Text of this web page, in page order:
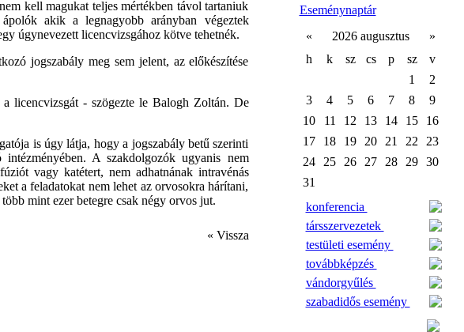
kell magukat teljes mértékben távol tartaniuk
akik a legnagyobb arányban végeztek
úgynevezett licencvizsgához kötve tehetnék.
jogszabály meg sem jelent, az előkészítése
licencvizsgát - szögezte le Balogh Zoltán. De
is úgy látja, hogy a jogszabály betű szerinti
intézményében. A szakdolgozók ugyanis nem
vagy katétert, nem adhatnának intravénás
a feladatokat nem lehet az orvosokra hárítani,
mint ezer betegre csak négy orvos jut.
« Vissza
Eseménynaptár
«
2026 augusztus
»
h
k sz cs p sz
v
1
2
3
4 5 6 7 8
9
10
11 12 13 14 15
16
17
18 19 20 21 22
23
24
25 26 27 28 29 30
31
konferencia
társszervezetek
testületi esemény
továbbképzés
vándorgyűlés
szabadidős esemény